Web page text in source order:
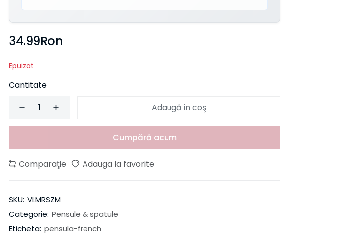
34.99Ron
Epuizat
Cantitate
Adaugă in coş
Cumpără acum
Comparaţie Adauga la favorite
SKU: VLMRSZM
Categorie: Pensule & spatule
Eticheta: pensula-french